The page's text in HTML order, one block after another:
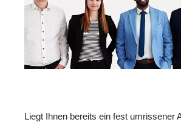
Liegt Ihnen bereits ein fest umrissener